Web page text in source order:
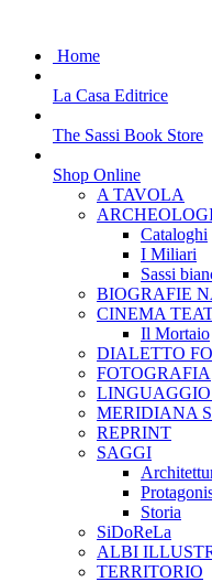
Home
La Casa Editrice
The Sassi Book Store
Shop Online
A TAVOLA
Cataloghi
I Miliari
Sassi
BIOGRAFIE
CINEMA
Il Mortaio
DIALETTO
FOTOGRAFIA
MERIDIANA
REPRINT
SAGGI
Storia
SiDoReLa
ALBI
TERRITORIO